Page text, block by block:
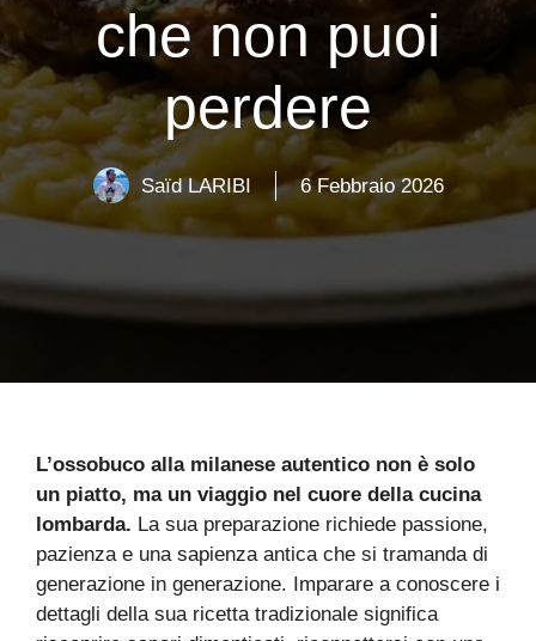
che non puoi
perdere
Saïd LARIBI 6 Febbraio 2026
L’ossobuco alla milanese autentico non è solo
un piatto, ma un viaggio nel cuore della cucina
lombarda. La sua preparazione richiede passione,
pazienza e una sapienza antica che si tramanda di
generazione in generazione. Imparare a conoscere i
dettagli della sua ricetta tradizionale significa